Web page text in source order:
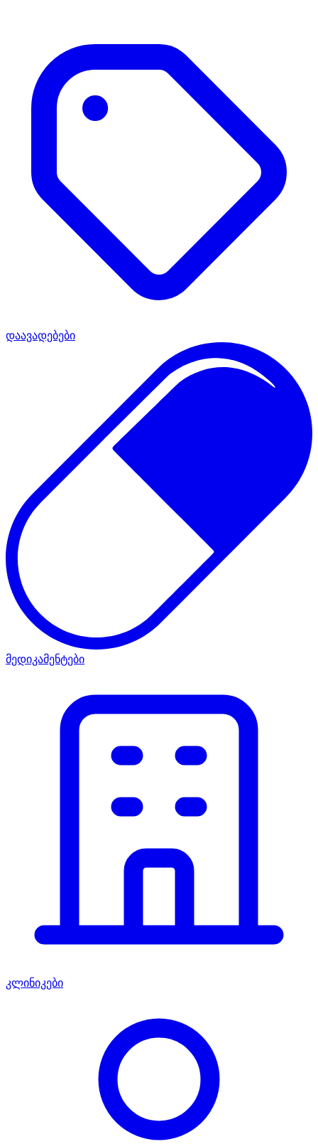
დაავადებები
მედიკამენტები
კლინიკები